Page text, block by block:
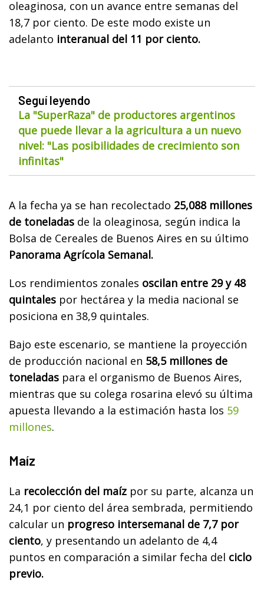
oleaginosa, con un avance entre semanas del
18,7 por ciento. De este modo existe un
adelanto interanual del 11 por ciento.
Seguí leyendo
La "SuperRaza" de productores argentinos
que puede llevar a la agricultura a un nuevo
nivel: "Las posibilidades de crecimiento son
infinitas"
A la fecha ya se han recolectado 25,088 millones
de toneladas de la oleaginosa, según indica la
Bolsa de Cereales de Buenos Aires en su último
Panorama Agrícola Semanal.
Los rendimientos zonales oscilan entre 29 y 48
quintales por hectárea y la media nacional se
posiciona en 38,9 quintales.
Bajo este escenario, se mantiene la proyección
de producción nacional en 58,5 millones de
toneladas para el organismo de Buenos Aires,
mientras que su colega rosarina elevó su última
apuesta llevando a la estimación hasta los 59
millones.
Maíz
La recolección del maíz por su parte, alcanza un
24,1 por ciento del área sembrada, permitiendo
calcular un progreso intersemanal de 7,7 por
ciento, y presentando un adelanto de 4,4
puntos en comparación a similar fecha del ciclo
previo.